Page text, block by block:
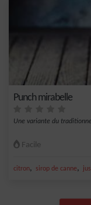
Punch mirabelle
Une variante du
Facile
citron, sirop de canne,